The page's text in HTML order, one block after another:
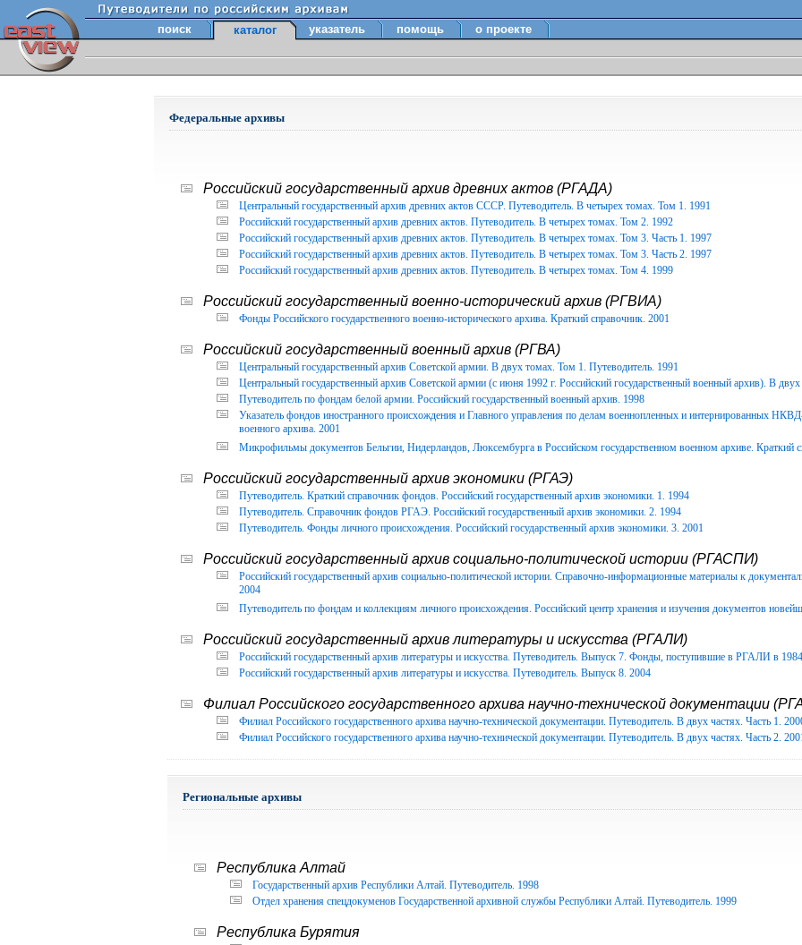
поиск каталог указатель помощь о проекте
Федеральные архивы
Российский государственный архив древних актов (РГАДА)
Центральный государственный архив древних актов СССР. Путеводитель. В четырех томах. Том 1. 1991
Российский государственный архив древних актов. Путеводитель. В четырех томах. Том 2. 1992
Российский государственный архив древних актов. Путеводитель. В четырех томах. Том 3. Часть 1. 1997
Российский государственный архив древних актов. Путеводитель. В четырех томах. Том 3. Часть 2. 1997
Российский государственный архив древних актов. Путеводитель. В четырех томах. Том 4. 1999
Российский государственный военно-исторический архив (РГВИА)
Фонды Российского государственного военно-исторического архива. Краткий справочник. 2001
Российский государственный военный архив (РГВА)
Центральный государственный архив Советской армии. В двух томах. Том 1. Путеводитель. 1991
Центральный государственный архив Советской армии (с июня 1992 г. Российский государственный военный архив). В
Путеводитель по фондам белой армии. Российский государственный военный архив. 1998
Указатель фондов иностранного происхождения и Главного управления по делам военнопленных и интернированных
военного архива. 2001
Микрофильмы документов Бельгии, Нидерландов, Люксембурга в Российском государственном военном архиве. Краткий
Российский государственный архив экономики (РГАЭ)
Путеводитель. Краткий справочник фондов. Российский государственный архив экономики. 1. 1994
Путеводитель. Справочник фондов РГАЭ. Российский государственный архив экономики. 2. 1994
Путеводитель. Фонды личного происхождения. Российский государственный архив экономики. 3. 2001
Российский государственный архив социально-политической истории (РГАСПИ)
Российский государственный архив социально-политической истории. Справочно-информационные материалы к
2004
Путеводитель по фондам и коллекциям личного происхождения. Российский центр хранения и изучения документов
Российский государственный архив литературы и искусства (РГАЛИ)
Российский государственный архив литературы и искусства. Путеводитель. Выпуск 7. Фонды, поступившие в РГАЛИ в
Российский государственный архив литературы и искусства. Путеводитель. Выпуск 8. 2004
Филиал Российского государственного архива научно-технической документации
Филиал Российского государственного архива научно-технической документации. Путеводитель. В двух частях. Часть 1.
Филиал Российского государственного архива научно-технической документации. Путеводитель. В двух частях. Часть 2.
Региональные архивы
Республика Алтай
Государственный архив Республики Алтай. Путеводитель. 1998
Отдел хранения спецдокуменов Государственной архивной службы Республики Алтай. Путеводитель. 1999
Республика Бурятия